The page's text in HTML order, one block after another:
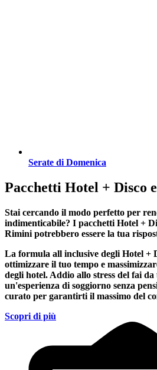
Serate di Domenica
Pacchetti Hotel + Disco
Stai cercando il modo perfetto per
indimenticabile? I pacchetti Hotel +
Rimini potrebbero essere la tua
La formula all inclusive degli Hotel +
ottimizzare il tuo tempo e
degli hotel. Addio allo stress del fai da
un'esperienza di soggiorno senza
curato per garantirti il massimo del
Scopri di più